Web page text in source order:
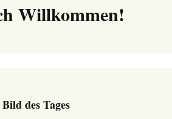
Willkommen!
Bild des Tages